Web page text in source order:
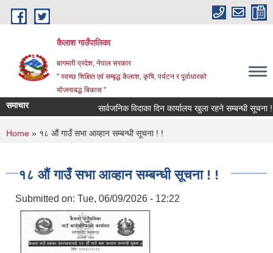
Skip to main content
कैलाश गाउँपालिका
बागमती प्रदेश, नेपाल सरकार
" स्वच्छ शिक्षित एवं सम्बृद्ध कैलाश, कृषि, पर्यटन र पूर्वाधारको
योजनाबद्ध बिकास "
समाचार सार्वजनिक विदाका दिन कार्यालय खुला रहने सम्बन्धी सूचना !
You are here
Home » १८ औं गाउँ सभा आव्हान सम्बन्धी सूचना ! !
१८ औं गाउँ सभा आव्हान सम्बन्धी सूचना ! !
Submitted on: Tue, 06/09/2026 - 12:22